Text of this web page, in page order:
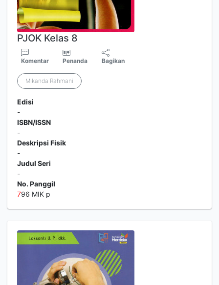
PJOK Kelas 8
Komentar Penanda Bagikan
Mikanda Rahmani
Edisi
-
ISBN/ISSN
-
Deskripsi Fisik
-
Judul Seri
-
No. Panggil
796 MIK p